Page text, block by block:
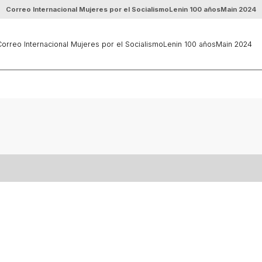
Correo Internacional Mujeres por el SocialismoLenin 100 añosMain 2024
Internacional Mujeres por el SocialismoLenin 100 añosMain 2024